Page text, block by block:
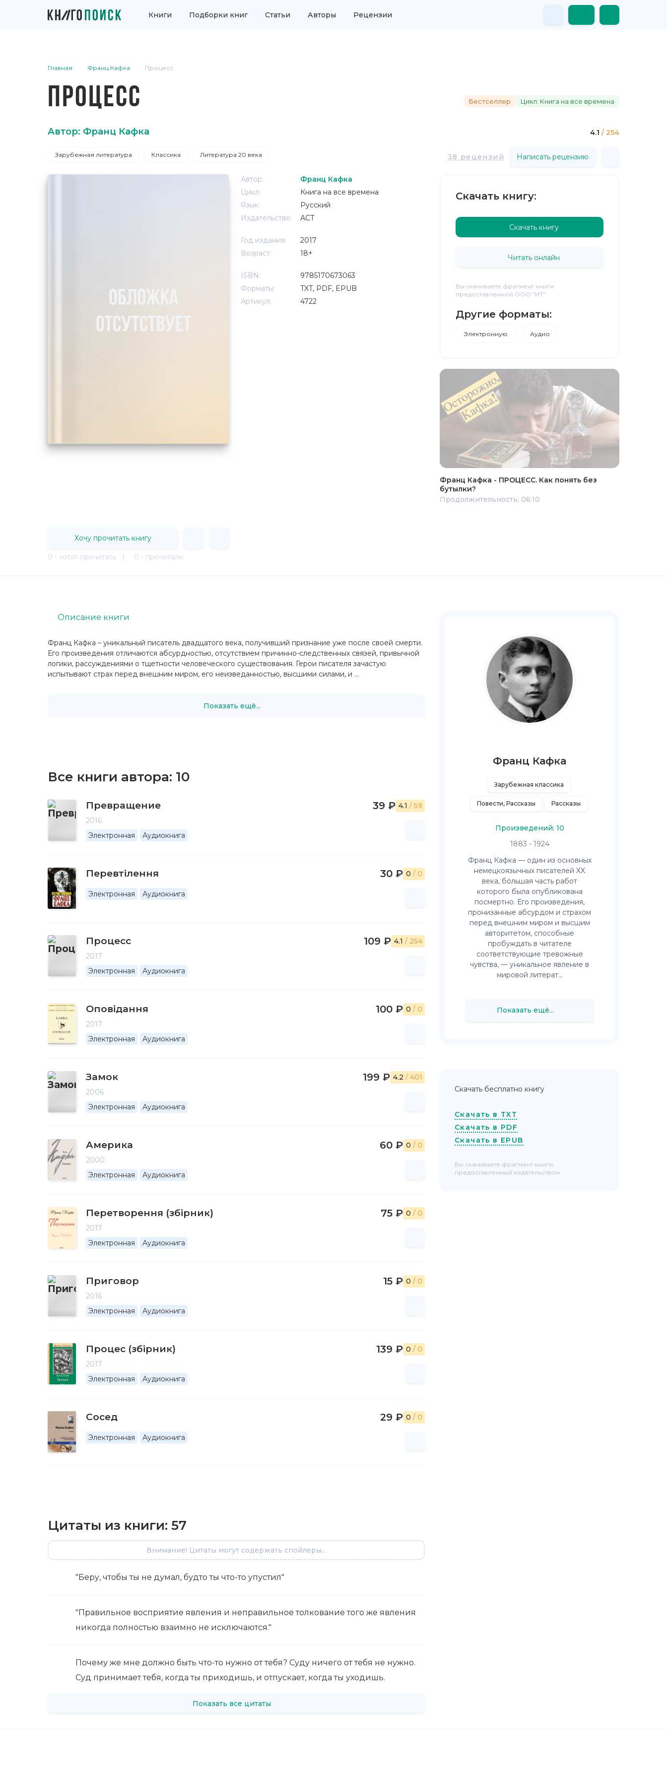
Книги Подборки книг Статьи Авторы Рецензии
Главная Франц Кафка Процесс
ПРОЦЕСС Бестселлер Цикл: Книга на все времена
Автор: Франц Кафка 4.1 / 254
Зарубежная литература Классика Литература 20 века 38 рецензий Написать рецензию
Автор:
Франц Кафка
Цикл:
Книга на все времена
Язык:
Русский
Издательство:
АСТ
Год издания:
2017
Возраст:
18+
ISBN:
9785170673063
Форматы:
TXT, PDF, EPUB
Артикул:
4722
Скачать книгу:
Скачать книгу
Читать онлайн
Вы скачиваете фрагмент книги
предоставленной ООО "ИТ"
Другие форматы:
Электронную Аудио
Франц Кафка - ПРОЦЕСС. Как понять без
бутылки?
Продолжительность: 06:10
Хочу прочитать книгу
0 - хотят прочитать | 0 - прочитали
Франц Кафка – уникальный писатель двадцатого века, получивший признание уже после своей смерти.
Его произведения отличаются абсурдностью, отсутствием причинно-следственных связей, привычной
логики, рассуждениями о тщетности человеческого существования. Герои писателя зачастую
испытывают страх перед внешним миром, его неизведанностью, высшими силами, и ...
Показать ещё...
Описание книги
Все книги автора: 10
Превращение
2016
Электронная
Аудиокнига
39 ₽ 4.1 / 59
Перевтілення
Электронная Аудиокнига
30 ₽ 0 / 0
Процесс
2017
Электронная
Аудиокнига
109 ₽ 4.1 / 254
Оповідання
2017
Электронная
Аудиокнига
100 ₽ 0 / 0
Замок
2006
Электронная
Аудиокнига
199 ₽ 4.2 / 401
Америка
2000
Электронная
Аудиокнига
60 ₽ 0 / 0
Перетворення (збірник)
2017
Электронная
Аудиокнига
75 ₽ 0 / 0
Приговор
2016
Электронная
Аудиокнига
15 ₽ 0 / 0
Процес (збірник)
2017
Электронная
Аудиокнига
139 ₽ 0 / 0
Сосед
Электронная Аудиокнига
29 ₽ 0 / 0
Цитаты из книги: 57
Внимание! Цитаты могут содержать спойлеры...
"Беру, чтобы ты не думал, будто ты что-то упустил"
"Правильное восприятие явления и неправильное толкование того же явления
никогда полностью взаимно не исключаются."
Почему же мне должно быть что-то нужно от тебя? Суду ничего от тебя не нужно.
Суд принимает тебя, когда ты приходишь, и отпускает, когда ты уходишь.
Показать все цитаты
Франц Кафка
Зарубежная классика
Повести, Рассказы Рассказы
Произведений: 10
1883 - 1924
Франц Кафка — один из основных
немецкоязычных писателей XX
века, бо́льшая часть работ
которого была опубликована
посмертно. Его произведения,
пронизанные абсурдом и страхом
перед внешним миром и высшим
авторитетом, способные
пробуждать в читателе
соответствующие тревожные
чувства, — уникальное явление в
мировой литерат...
Показать ещё...
Скачать бесплатно книгу
Скачать в TXT
Скачать в PDF
Скачать в EPUB
Вы скачиваете фрагмент книги,
предоставленный издательством